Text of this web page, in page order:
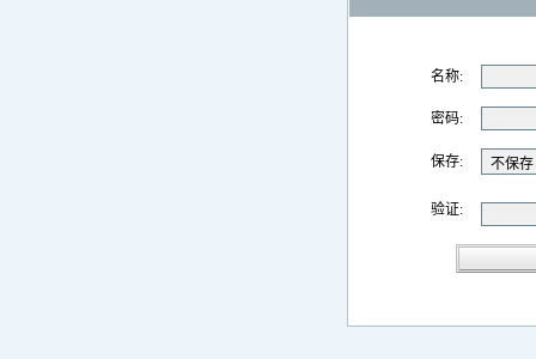
名称:
密码:
保存:
验证: